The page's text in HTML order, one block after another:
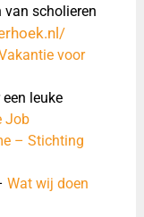
van scholieren
voor
leuke
Job
– Stichting
Wat wij doen